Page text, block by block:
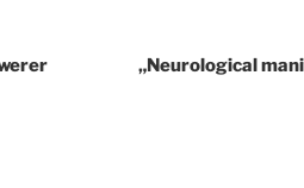
„Neurological